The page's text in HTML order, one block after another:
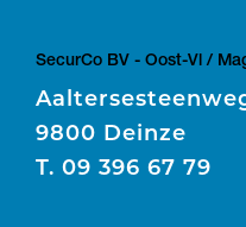
SecurCo BV - Oost-Vl /
9800 Deinze
T. 09 396 67 79